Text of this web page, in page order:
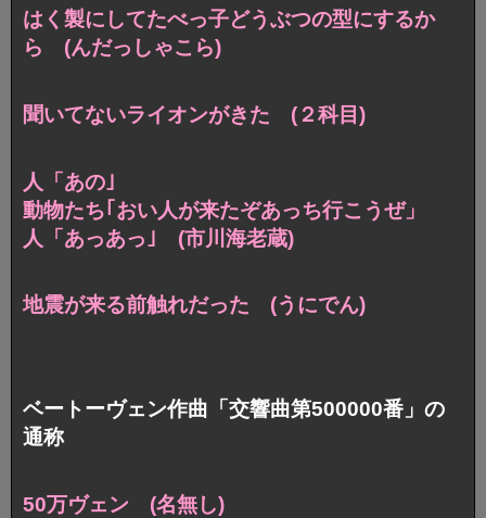
はく製にしてたべっ子どうぶつの型にするか
ら (んだっしゃこら)
聞いてないライオンがきた (２科目)
人「あの｣
動物たち｢おい人が来たぞあっち行こうぜ」
人「あっあっ｣ (市川海老蔵)
地震が来る前触れだった (うにでん)
ベートーヴェン作曲 「交響曲第500000番」の
通称
50万ヴェン (名無し)